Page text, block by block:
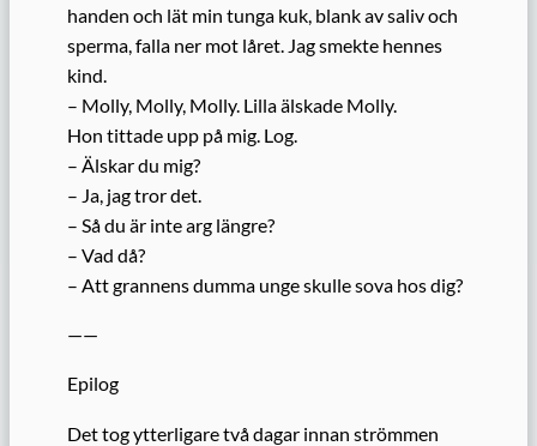
handen och lät min tunga kuk, blank av saliv och
sperma, falla ner mot låret. Jag smekte hennes
kind.
– Molly, Molly, Molly. Lilla älskade Molly.
Hon tittade upp på mig. Log.
– Älskar du mig?
– Ja, jag tror det.
– Så du är inte arg längre?
– Vad då?
– Att grannens dumma unge skulle sova hos dig?
——
Epilog
Det tog ytterligare två dagar innan strömmen